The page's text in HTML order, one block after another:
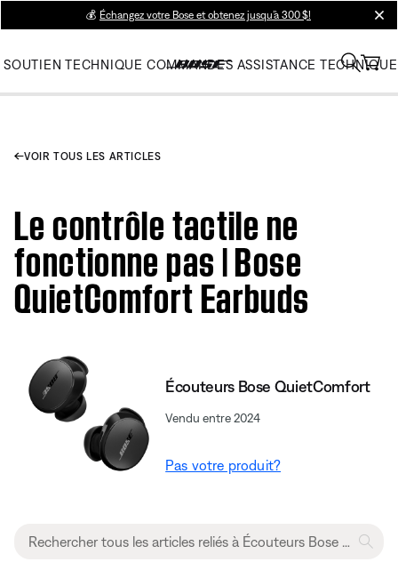
💰 Échangez votre Bose et obtenez jusqu’à 300 $!
SOUTIEN TECHNIQUE COMMANDES ASSISTANCE TECHNIQUE
VOIR TOUS LES ARTICLES
Le contrôle tactile ne
fonctionne pas | Bose
QuietComfort Earbuds
Écouteurs Bose QuietComfort
Vendu entre 2024
Pas votre produit?